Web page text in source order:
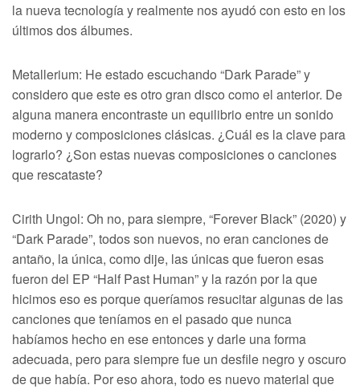
la nueva tecnología y realmente nos ayudó con esto en los
últimos dos álbumes.
Metallerium: He estado escuchando “Dark Parade” y
considero que este es otro gran disco como el anterior. De
alguna manera encontraste un equilibrio entre un sonido
moderno y composiciones clásicas. ¿Cuál es la clave para
lograrlo? ¿Son estas nuevas composiciones o canciones
que rescataste?
Cirith Ungol: Oh no, para siempre, “Forever Black” (2020) y
“Dark Parade”, todos son nuevos, no eran canciones de
antaño, la única, como dije, las únicas que fueron esas
fueron del EP “Half Past Human” y la razón por la que
hicimos eso es porque queríamos resucitar algunas de las
canciones que teníamos en el pasado que nunca
habíamos hecho en ese entonces y darle una forma
adecuada, pero para siempre fue un desfile negro y oscuro
de que había. Por eso ahora, todo es nuevo material que